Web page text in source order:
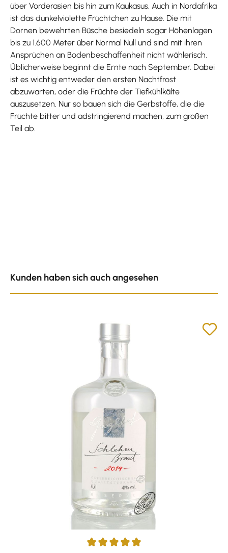
über Vorderasien bis hin zum Kaukasus. Auch in Nordafrika
ist das dunkelviolette Früchtchen zu Hause. Die mit
Dornen bewehrten Büsche besiedeln sogar Höhenlagen
bis zu 1.600 Meter über Normal Null und sind mit ihren
Ansprüchen an Bodenbeschaffenheit nicht wählerisch.
Üblicherweise beginnt die Ernte nach September. Dabei
ist es wichtig entweder den ersten Nachtfrost
abzuwarten, oder die Früchte der Tiefkühlkälte
auszusetzen. Nur so bauen sich die Gerbstoffe, die die
Früchte bitter und adstringierend machen, zum großen
Teil ab.
Kunden haben sich auch angesehen